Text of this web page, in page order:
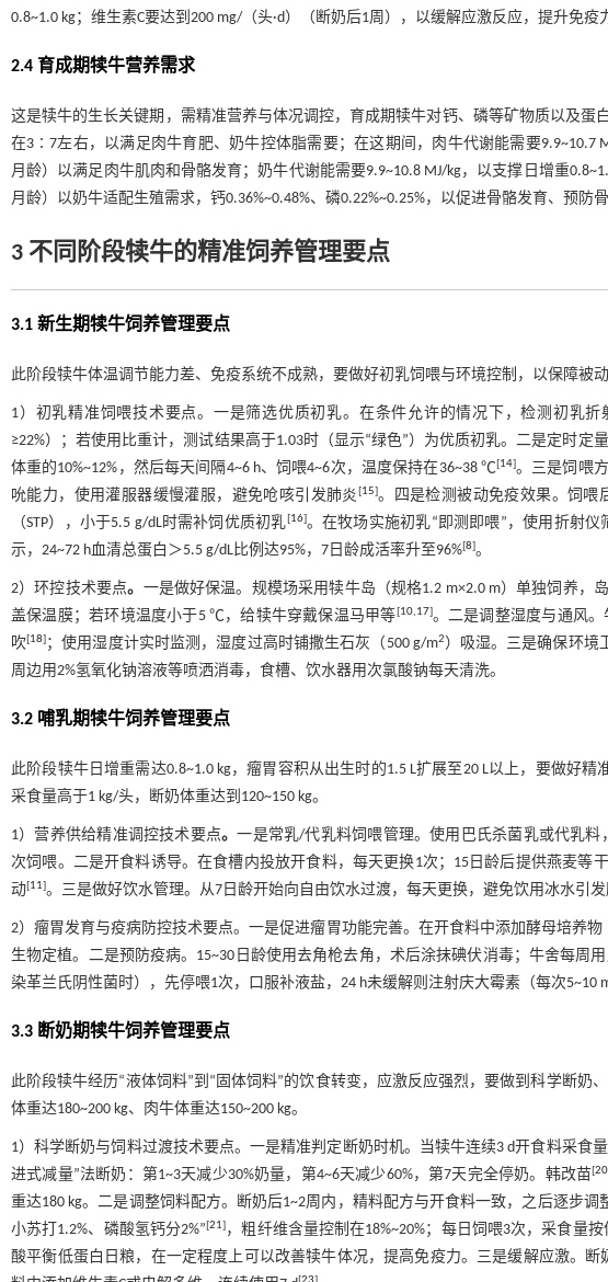
0.8~1.0 kg；维生素C要达到200 mg/（头·d）（断奶后1周），以缓解应激反应，提升免疫
2.4 育成期犊牛营养需求
这是犊牛的生长关键期，需精准营养与体况调控，育成期犊牛对钙、磷等矿物质以及蛋
在3∶7左右，以满足肉牛育肥、奶牛控体脂需要；在这期间，肉牛代谢能需要9.9~10.7
月龄）以满足肉牛肌肉和骨骼发育；奶牛代谢能需要9.9~10.8 MJ/kg，以支撑日增重
月龄）以奶牛适配生殖需求，钙0.36%~0.48%、磷0.22%~0.25%，以促进骨骼发育、预防骨
3 不同阶段犊牛的精准饲养管理要点
3.1 新生期犊牛饲养管理要点
此阶段犊牛体温调节能力差、免疫系统不成熟，要做好初乳饲喂与环境控制，以保障被
1）初乳精准饲喂技术要点。一是筛选优质初乳。在条件允许的情况下，检测初乳
≥22%）；若使用比重计，测试结果高于1.03时（显示“绿色”）为优质初乳。二是定时定
体重的10%~12%，然后每天间隔4~6 h、饲喂4~6次，温度保持在36~38 ℃[14]。三是饲喂
吮能力，使用灌服器缓慢灌服，避免呛咳引发肺炎 [15]。四是检测被动免疫效果。饲喂
（STP），小于5.5 g/dL时需补饲优质初乳[16]。在牧场实施初乳“即测即喂”，使用折射
示，24~72 h血清总蛋白＞5.5 g/dL比例达95%，7日龄成活率升至96%[8]。
2）环控技术要点。 一是做好保温。规模场采用犊牛岛（规格1.2 m×2.0 m）单独饲养，
盖保温膜；若环境温度小于5 ℃，给犊牛穿戴保温马甲等[10,17]。二是调整湿度与通风。
吹[18] ；使用湿度计实时监测，湿度过高时铺撒生石灰（500 g/m2）吸湿。三是确保环境
周边用2%氢氧化钠溶液等喷洒消毒，食槽、饮水器用次氯酸钠每天清洗。
3.2 哺乳期犊牛饲养管理要点
此阶段犊牛日增重需达0.8~1.0 kg，瘤胃容积从出生时的1.5 L扩展至20 L以上，要做好
采食量高于1 kg/头，断奶体重达到120~150 kg。
1）营养供给精准调控技术要点。一是常乳/代乳料饲喂管理。使用巴氏杀菌乳或代乳料
次饲喂。二是开食料诱导。在食槽内投放开食料，每天更换1次；15日龄后提供燕麦等
动[11]。三是做好饮水管理。从7日龄开始向自由饮水过渡，每天更换，避免饮用冰水引
2）瘤胃发育与疫病防控技术要点。一是促进瘤胃功能完善。在开食料中添加酵母培养
生物定植。二是预防疫病。15~30日龄使用去角枪去角，术后涂抹碘伏消毒；牛舍每周
染革兰氏阴性菌时），先停喂1次，口服补液盐，24 h未缓解则注射庆大霉素（每次5~10
3.3 断奶期犊牛饲养管理要点
此阶段犊牛经历“液体饲料”到“固体饲料”的饮食转变，应激反应强烈，要做到科学断奶
体重达180~200 kg、肉牛体重达150~200 kg。
1）科学断奶与饲料过渡技术要点。一是精准判定断奶时机。当犊牛连续3 d开食料采食
进式减量”法断奶：第1~3天减少30%奶量，第4~6天减少60%，第7天完全停奶。韩改苗[20
重达180 kg。二是调整饲料配方。断奶后1~2周内，精料配方与开食料一致，之后逐步调
小苏打1.2%、磷酸氢钙分2%”[21] ，粗纤维含量控制在18%~20%；每日饲喂3次，采食量
酸平衡低蛋白日粮，在一定程度上可以改善犊牛体况，提高免疫力。三是缓解应激。